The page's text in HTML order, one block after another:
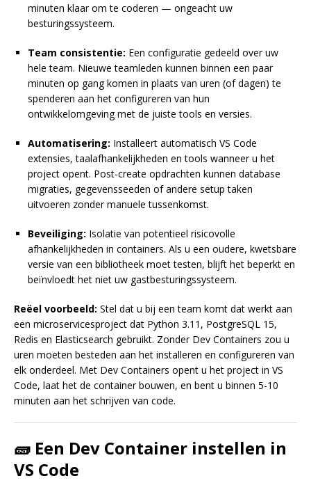
minuten klaar om te coderen — ongeacht uw
besturingssysteem.
Team consistentie: Een configuratie gedeeld over uw
hele team. Nieuwe teamleden kunnen binnen een paar
minuten op gang komen in plaats van uren (of dagen) te
spenderen aan het configureren van hun
ontwikkelomgeving met de juiste tools en versies.
Automatisering: Installeert automatisch VS Code
extensies, taalafhankelijkheden en tools wanneer u het
project opent. Post-create opdrachten kunnen database
migraties, gegevensseeden of andere setup taken
uitvoeren zonder manuele tussenkomst.
Beveiliging: Isolatie van potentieel risicovolle
afhankelijkheden in containers. Als u een oudere, kwetsbare
versie van een bibliotheek moet testen, blijft het beperkt en
beïnvloedt het niet uw gastbesturingssysteem.
Reëel voorbeeld: Stel dat u bij een team komt dat werkt aan
een microservicesproject dat Python 3.11, PostgreSQL 15,
Redis en Elasticsearch gebruikt. Zonder Dev Containers zou u
uren moeten besteden aan het installeren en configureren van
elk onderdeel. Met Dev Containers opent u het project in VS
Code, laat het de container bouwen, en bent u binnen 5-10
minuten aan het schrijven van code.
🧱 Een Dev Container instellen in
VS Code